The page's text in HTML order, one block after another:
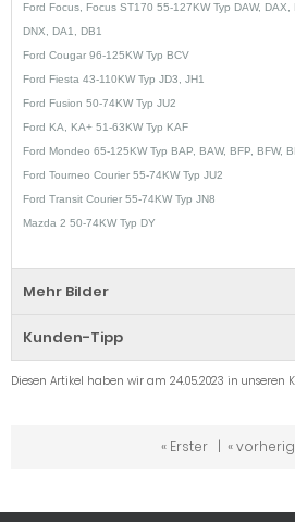
Ford Focus, Focus ST170 55-127KW Typ DAW, DAX,
DNX, DA1, DB1
Ford Cougar 96-125KW Typ BCV
Ford Fiesta 43-110KW Typ JD3, JH1
Ford Fusion 50-74KW Typ JU2
Ford KA, KA+ 51-63KW Typ KAF
Ford Mondeo 65-125KW Typ BAP, BAW, BFP, BFW,
Ford Tourneo Courier 55-74KW Typ JU2
Ford Transit Courier 55-74KW Typ JN8
Mazda 2 50-74KW Typ DY
Mehr Bilder
Kunden-Tipp
Diesen Artikel haben wir am 24.05.2023 in
« Erster | «